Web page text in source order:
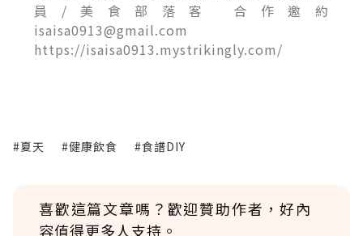
員/美食部落客 合作邀約
isaisa0913@gmail.com
https://isaisa0913.mystrikingly.com/
#夏天 #健康飲食 #食譜DIY
喜歡這篇文章嗎？歡迎贊助作者，好內
容值得更多人支持。